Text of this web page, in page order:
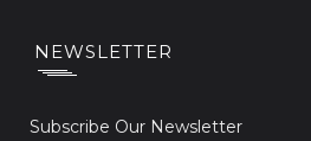
NEWSLETTER
Subscribe Our Newsletter